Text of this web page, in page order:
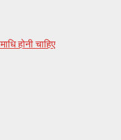
होनी चाहिए